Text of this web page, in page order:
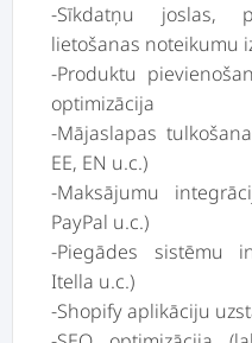
-Sīkdatņu joslas,
lietošanas noteikumu
-Produktu
optimizācija
-Mājaslapas
EE, EN u.c.)
-Maksājumu
PayPal u.c.)
-Piegādes sistēmu
Itella u.c.)
-Shopify aplikāciju